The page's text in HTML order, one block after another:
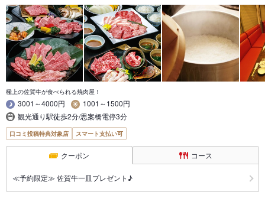
極上の佐賀牛が食べられる焼肉屋！
3001～4000円
1001～1500円
観光通り駅徒歩2分/思案橋電停3分
口コミ投稿特典対象店 スマート支払い可
クーポン コース
≪予約限定≫ 佐賀牛一皿プレゼント♪